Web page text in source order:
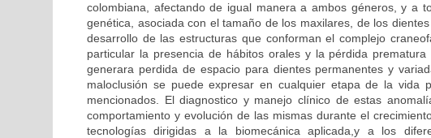
colombiana, afectando de igual manera a ambos géneros, y a
genética, asociada con el tamaño de los maxilares, de los
desarrollo de las estructuras que conforman el complejo
particular la presencia de hábitos orales y la pérdida
generara perdida de espacio para dientes permanentes y
maloclusión se puede expresar en cualquier etapa de la vida
mencionados. El diagnostico y manejo clínico de estas
comportamiento y evolución de las mismas durante el
tecnologías dirigidas a la biomecánica aplicada,y a los